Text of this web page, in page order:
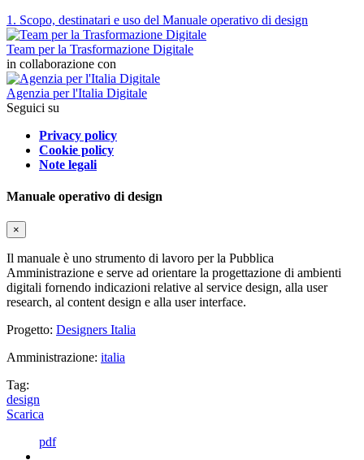
1. Scopo, destinatari e uso del Manuale operativo di design
Team per la Trasformazione Digitale
in collaborazione con
Agenzia per l'Italia Digitale
Seguici su
Privacy policy
Cookie policy
Note legali
Manuale operativo di design
×
Il manuale è uno strumento di lavoro per la Pubblica
Amministrazione e serve ad orientare la progettazione di ambienti
digitali fornendo indicazioni relative al service design, alla user
research, al content design e alla user interface.
Progetto: Designers Italia
Amministrazione: italia
Tag:
design
Scarica
pdf